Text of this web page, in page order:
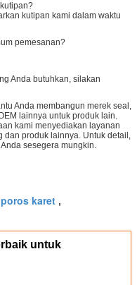
kutipan kami dalam waktu
pemesanan?
Anda butuhkan, silakan
Anda membangun merek seal,
lainnya untuk produk lain.
kami menyediakan layanan
dan produk lainnya. Untuk detail,
sesegera mungkin.
karet ,
untuk